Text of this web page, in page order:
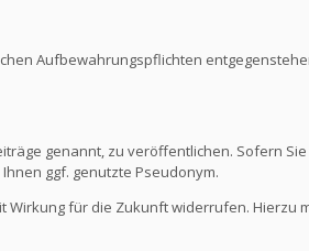
Aufbewahrungspflichten
genannt, zu veröffentlichen. Sofern
ggf. genutzte Pseudonym.
Wirkung für die Zukunft widerrufen. Hierzu